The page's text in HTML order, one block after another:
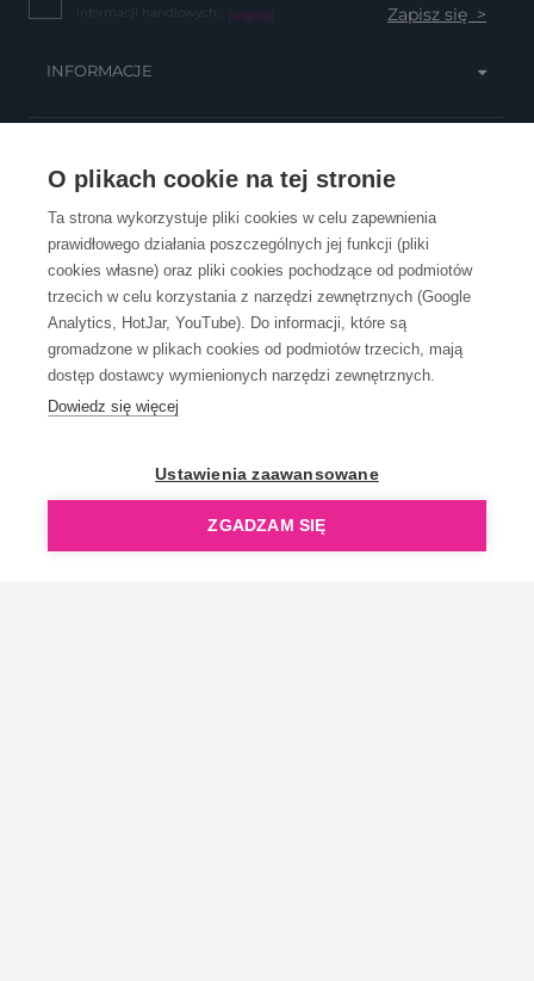
O plikach cookie na tej stronie
Ta strona wykorzystuje pliki cookies w celu zapewnienia
prawidłowego działania poszczególnych jej funkcji (pliki
cookies własne) oraz pliki cookies pochodzące od podmiotów
trzecich w celu korzystania z narzędzi zewnętrznych (Google
Analytics, HotJar, YouTube). Do informacji, które są
gromadzone w plikach cookies od podmiotów trzecich, mają
dostęp dostawcy wymienionych narzędzi zewnętrznych.
Dowiedz się więcej
Ustawienia zaawansowane
ZGADZAM SIĘ
informacji handlowych... (więcej)
INFORMACJE
OBSŁUGA KLIENTA
KONTAKT
OpenGift jest częścią ReflectGroup.